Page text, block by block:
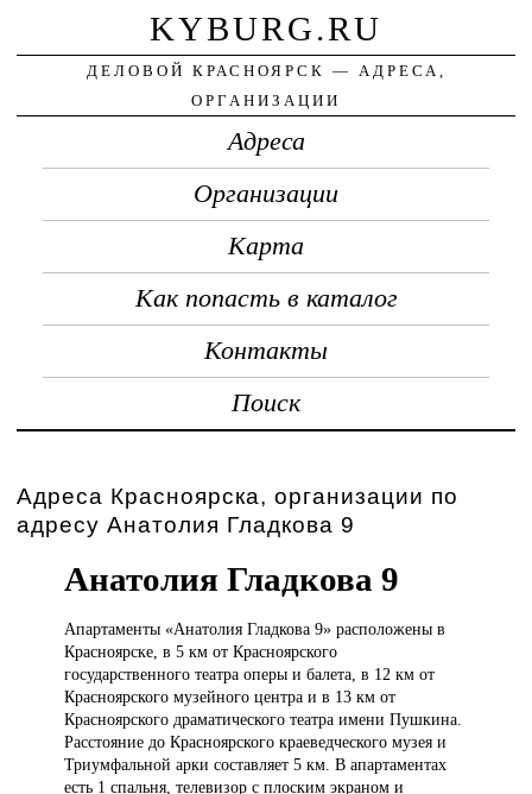
KYBURG.RU
ДЕЛОВОЙ КРАСНОЯРСК — АДРЕСА,
ОРГАНИЗАЦИИ
Адреса
Организации
Карта
Как попасть в каталог
Контакты
Поиск
Адреса Красноярска, организации по
адресу Анатолия Гладкова 9
Анатолия Гладкова 9
Апартаменты «АнатолияГладкова 9» расположены в
Красноярске, в 5 км от Красноярского
государственного театра оперы и балета, в 12 км от
Красноярского музейного центра и в 13 км от
Красноярского драматического театра имени Пушкина.
Расстояние до Красноярского краеведческого музея и
Триумфальной арки составляет 5 км. В апартаментах
есть 1 спальня, телевизор с плоским экраном и